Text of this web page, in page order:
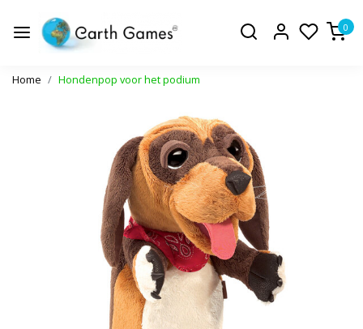
0
Home Hondenpop voor het podium